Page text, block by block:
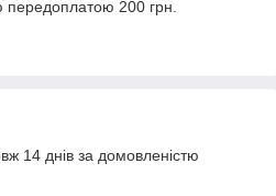
передоплатою 200 грн.
14 днів за домовленістю